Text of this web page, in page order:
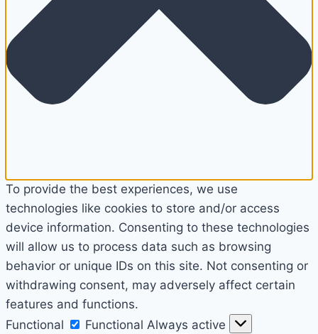
To provide the best experiences, we use
technologies like cookies to store and/or access
device information. Consenting to these technologies
will allow us to process data such as browsing
behavior or unique IDs on this site. Not consenting or
withdrawing consent, may adversely affect certain
features and functions.
Functional
Functional Always active